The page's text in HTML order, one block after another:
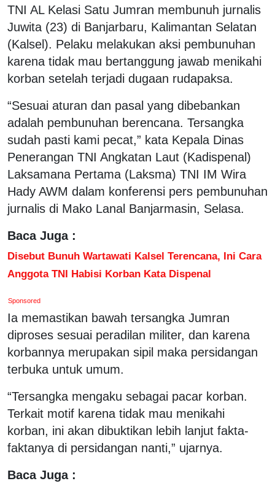
TNI AL Kelasi Satu Jumran membunuh jurnalis
Juwita (23) di Banjarbaru, Kalimantan Selatan
(Kalsel). Pelaku melakukan aksi pembunuhan
karena tidak mau bertanggung jawab menikahi
korban setelah terjadi dugaan rudapaksa.
“Sesuai aturan dan pasal yang dibebankan
adalah pembunuhan berencana. Tersangka
sudah pasti kami pecat,” kata Kepala Dinas
Penerangan TNI Angkatan Laut (Kadispenal)
Laksamana Pertama (Laksma) TNI IM Wira
Hady AWM dalam konferensi pers pembunuhan
jurnalis di Mako Lanal Banjarmasin, Selasa.
Baca Juga :
Disebut Bunuh Wartawati Kalsel Terencana, Ini Cara
Anggota TNI Habisi Korban Kata Dispenal
Sponsored
Ia memastikan bawah tersangka Jumran
diproses sesuai peradilan militer, dan karena
korbannya merupakan sipil maka persidangan
terbuka untuk umum.
“Tersangka mengaku sebagai pacar korban.
Terkait motif karena tidak mau menikahi
korban, ini akan dibuktikan lebih lanjut fakta-
faktanya di persidangan nanti,” ujarnya.
Baca Juga :